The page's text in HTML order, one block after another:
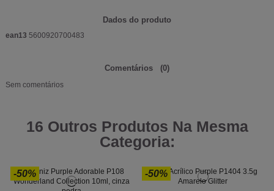
Dados do produto
ean13 5600920700483
Comentários (0)
Sem comentários
16 Outros Produtos Na Mesma
Categoria:
-50% -50%